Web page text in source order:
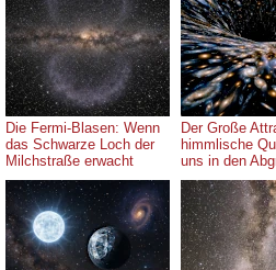
Die Fermi-Blasen: Wenn
das Schwarze Loch der
Milchstraße erwacht
Der Große
himmlische
uns in den